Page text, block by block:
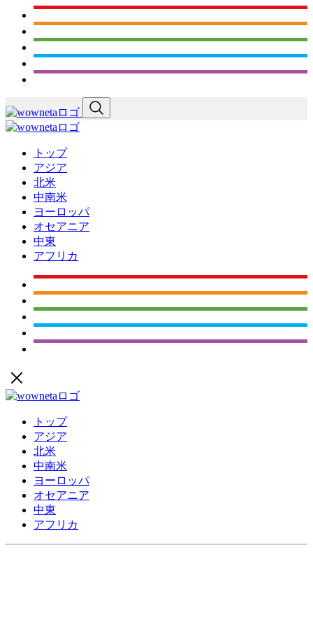
トップ
アジア
北米
中南米
ヨーロッパ
オセアニア
中東
アフリカ
トップ
アジア
北米
中南米
ヨーロッパ
オセアニア
中東
アフリカ